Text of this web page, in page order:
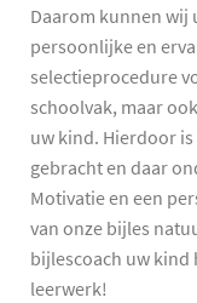
Daarom kunnen wij
persoonlijke en
selectieprocedure
schoolvak, maar
uw kind. Hierdoor
gebracht en daar
Motivatie en een
van onze bijles
bijlescoach uw kind
leerwerk!